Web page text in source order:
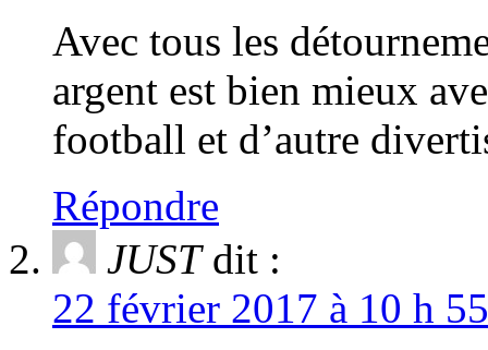
Avec tous les
argent est bien mieux
football et d’autre
Répondre
JUST dit :
22 février 2017 à 10 h